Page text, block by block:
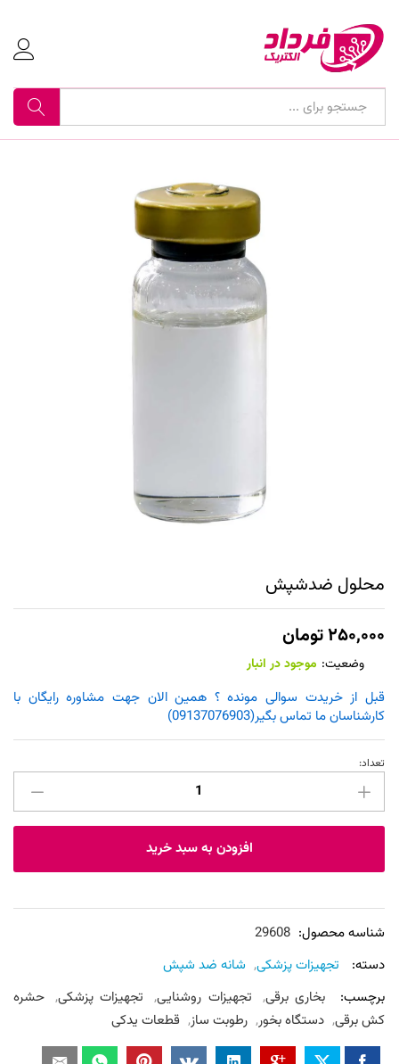
جستجو
محلول ضدشپش
۲۵۰,۰۰۰تومان
وضعیت: موجود در انبار
قبل از خریدت سوالی مونده ؟ همین الان جهت مشاوره رایگان با
کارشناسان ما تماس بگیر(09137076903)
محلول
ضدشپش
عدد
تعداد:
افزودن به سبد خرید
شناسه محصول: 29608
دسته:
تجهیزات پزشکی, شانه ضد شپش
برچسب:
بخاری برقی, تجهیزات روشنایی, تجهیزات پزشکی, حشره
کش برقی, دستگاه بخور, رطوبت ساز, قطعات یدکی